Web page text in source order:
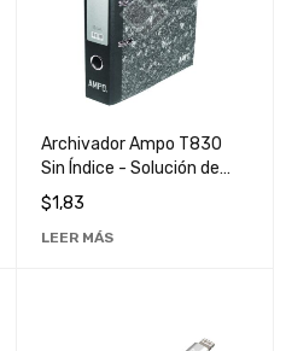
Archivador Ampo T830
Sin Índice - Solución de
Almacenamiento de
Documentos de Alta
Calidad
$1,83
LEER MÁS